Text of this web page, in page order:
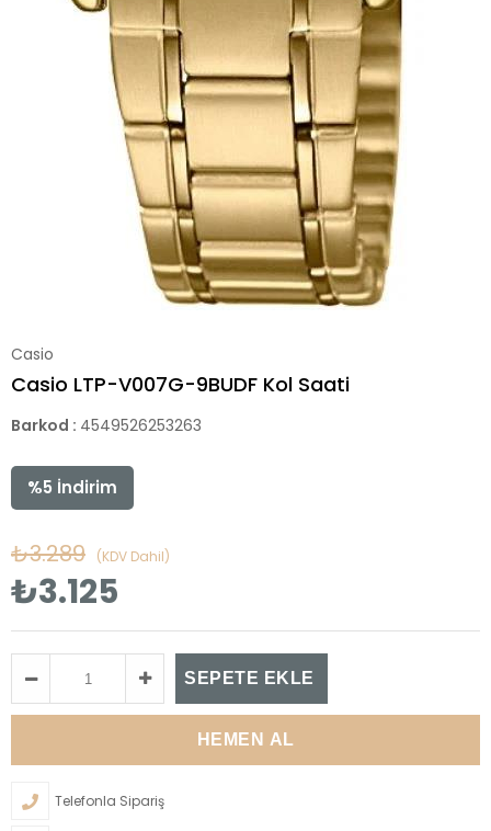
Casio
Casio LTP-V007G-9BUDF Kol Saati
Barkod : 4549526253263
%5 İndirim
₺3.289 (KDV Dahil)
₺3.125
Telefonla Sipariş